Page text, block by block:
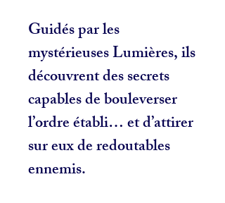
Guidés par les
mystérieuses Lumières, ils
découvrent des secrets
capables de bouleverser
l’ordre établi… et d’attirer
sur eux de redoutables
ennemis.